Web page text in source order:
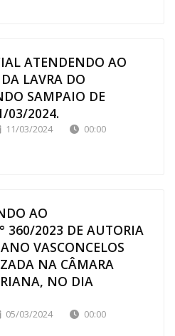
ATENDENDO AO
LAVRA DO
SAMPAIO DE
03/2024.
11/03/2024
00:00
AO
360/2023 DE AUTORIA
VASCONCELOS
NA CÂMARA
NO DIA
05/03/2024
00:00